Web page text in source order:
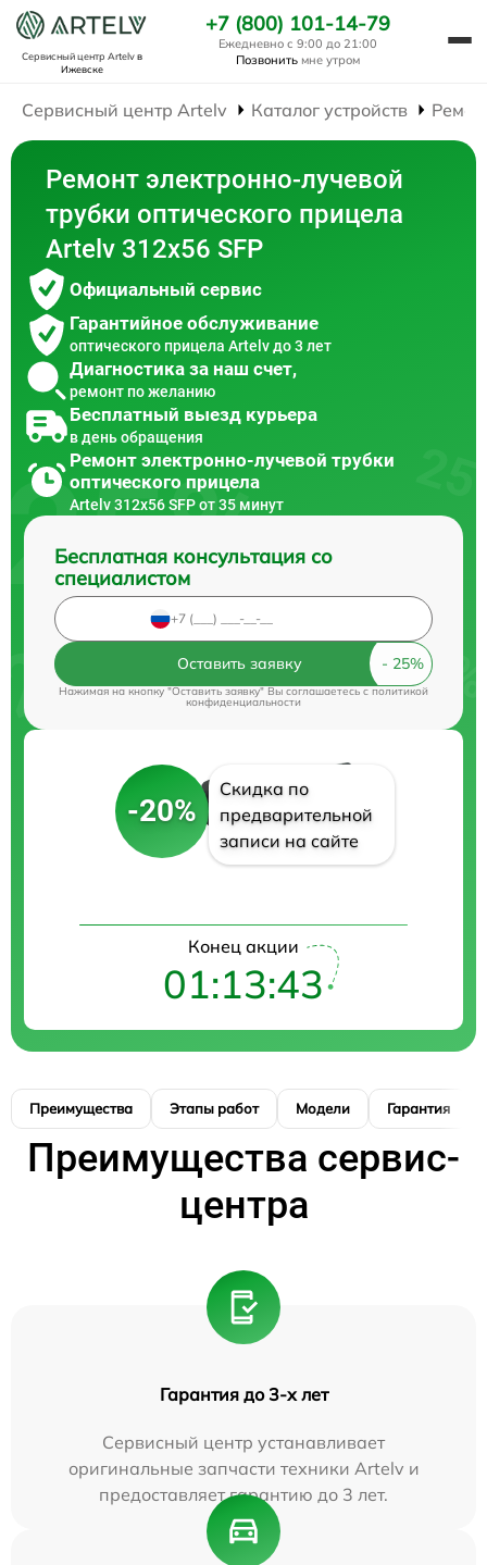
Сервисный центр Artelvв
Ижевске
+7 (800) 101-14-79
Ежедневно с 9:00 до 21:00
Позвонить мне утром
Сервисный центр Artelv Каталог устройств
Ремонт электронно-лучевой
трубки оптического прицела
Artelv 312x56 SFP
Официальный сервис
Гарантийное обслуживание
оптического прицела Artelv до 3 лет
Диагностика за наш счет,
ремонт по желанию
Бесплатный выезд курьера
в день обращения
Ремонт электронно-лучевой трубки
оптического прицела
Artelv 312x56 SFP от 35 минут
Бесплатная консультация со
специалистом
Оставить заявку
Нажимая на кнопку "Оставить заявку" Вы соглашаетесь cполитикой
конфиденциальности
-20%
Скидка по
предварительной
записи на сайте
Конец акции
01:13:42
Преимущества Этапы работ Модели Гарантия
Преимущества сервис-
центра
Гарантия до 3-х лет
Сервисный центр устанавливает
оригинальные запчасти техники Artelv и
предоставляет гарантию до 3 лет.